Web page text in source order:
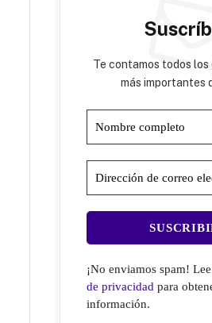
Te contamos todos los
más importantes
¡No enviamos spam!
de privacidad para
información.